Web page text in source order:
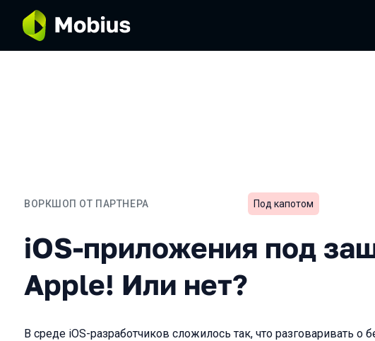
ВОРКШОП ОТ ПАРТНЕРА
iOS-приложения под защитой
Под капотом
iOS-приложения под
Apple! Или нет?
В среде iOS-разработчиков сложилось так, что разговаривать о